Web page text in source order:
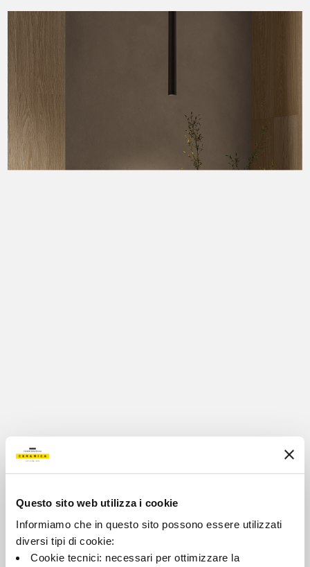
Questo sito web utilizza i cookie
Informiamo che in questo sito possono essere utilizzati
diversi tipi di cookie:
Cookie tecnici: necessari per ottimizzare la